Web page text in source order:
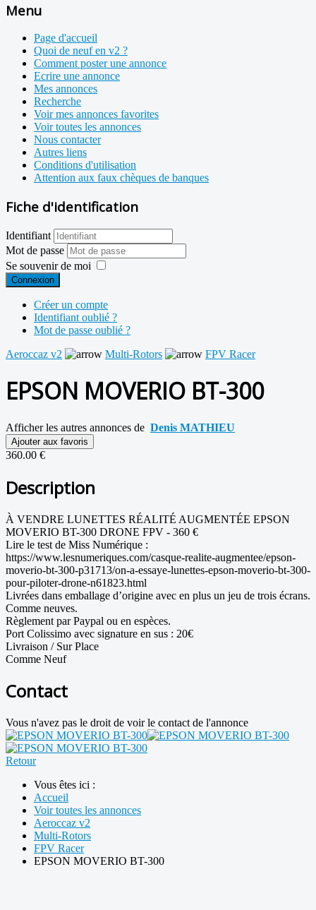
Menu
Page d'accueil
Quoi de neuf en v2 ?
Comment poster une annonce
Ecrire une annonce
Mes annonces
Recherche
Voir mes annonces favorites
Voir toutes les annonces
Nous contacter
Autres liens
Conditions d'utilisation
Attention aux faux chèques de banques
Fiche d'identification
Identifiant
Mot de passe
Se souvenir de moi
Connexion
Créer un compte
Identifiant oublié ?
Mot de passe oublié ?
Aeroccaz v2
Multi-Rotors FPV Racer
EPSON MOVERIO BT-300
Afficher les autres annonces de Denis MATHIEU
Ajouter aux favoris
360.00 €
Description
À VENDRE LUNETTES RÉALITÉ AUGMENTÉE EPSON
MOVERIO BT-300 DRONE FPV - 360 €
Lire le test de Miss Numérique :
https://www.lesnumeriques.com/casque-realite-augmentee/epson-
moverio-bt-300-p31713/on-a-essaye-lunettes-epson-moverio-bt-300-
pour-piloter-drone-n61823.html
Livrées dans emballage d’origine avec en plus un jeu de trois écrans.
Comme neuves.
Règlement par Paypal ou en espèces.
Port Colissimo avec signature en sus : 20€
Livraison / Sur Place
Comme Neuf
Contact
Vous n'avez pas le droit de voir le contact de l'annonce
Retour
Vous êtes ici :
Accueil
Voir toutes les annonces
Aeroccaz v2
Multi-Rotors
FPV Racer
EPSON MOVERIO BT-300